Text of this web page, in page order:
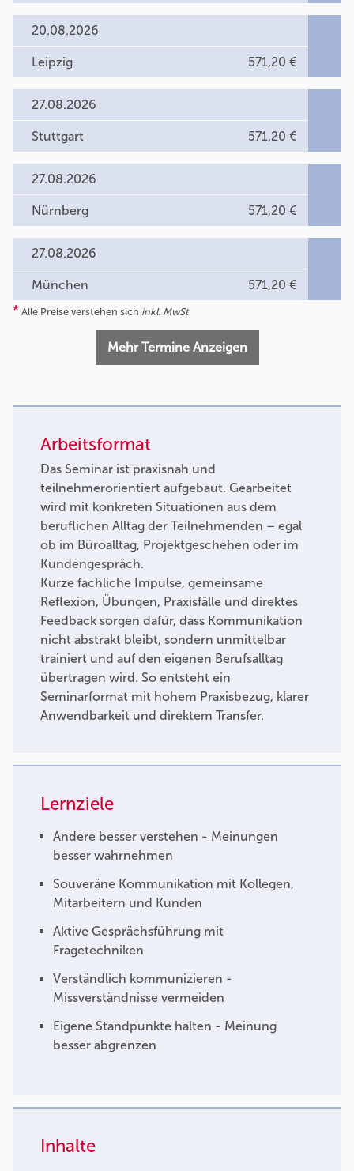
20.08.2026
Leipzig 571,20 €
27.08.2026
Stuttgart 571,20 €
27.08.2026
Nürnberg 571,20 €
27.08.2026
München 571,20 €
* Alle Preise verstehen sich inkl. MwSt
Mehr Termine Anzeigen
Arbeitsformat
Das Seminar ist praxisnah und
teilnehmerorientiert aufgebaut. Gearbeitet
wird mit konkreten Situationen aus dem
beruflichen Alltag der Teilnehmenden – egal
ob im Büroalltag, Projektgeschehen oder im
Kundengespräch.
Kurze fachliche Impulse, gemeinsame
Reflexion, Übungen, Praxisfälle und direktes
Feedback sorgen dafür, dass Kommunikation
nicht abstrakt bleibt, sondern unmittelbar
trainiert und auf den eigenen Berufsalltag
übertragen wird. So entsteht ein
Seminarformat mit hohem Praxisbezug, klarer
Anwendbarkeit und direktem Transfer.
Lernziele
Andere besser verstehen - Meinungen
besser wahrnehmen
Souveräne Kommunikation mit Kollegen,
Mitarbeitern und Kunden
Aktive Gesprächsführung mit
Fragetechniken
Verständlich kommunizieren -
Missverständnisse vermeiden
Eigene Standpunkte halten - Meinung
besser abgrenzen
Inhalte